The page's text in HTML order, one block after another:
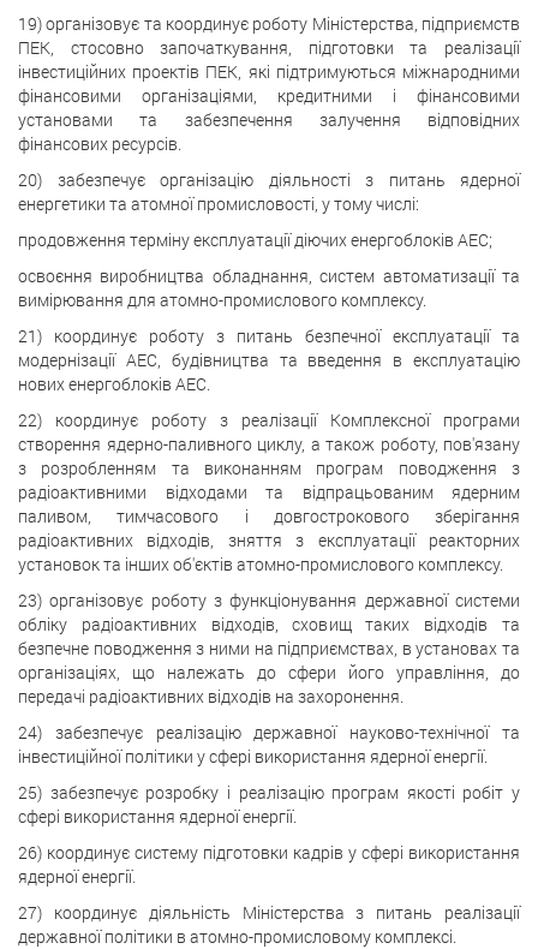
19) організовує та координує роботу Міністерства, підприємств
ПЕК, стосовно започаткування, підготовки та реалізації
інвестиційних проектів ПЕК, які підтримуються міжнародними
фінансовими організаціями, кредитними і фінансовими
установами та забезпечення залучення відповідних
фінансових ресурсів.
20) забезпечує організацію діяльності з питань ядерної
енергетики та атомної промисловості, у тому числі:
продовження терміну експлуатації діючих енергоблоків АЕС;
освоєння виробництва обладнання, систем автоматизації та
вимірювання для атомно-промислового комплексу.
21) координує роботу з питань безпечної експлуатації та
модернізації АЕС, будівництва та введення в експлуатацію
нових енергоблоків АЕС.
22) координує роботу з реалізації Комплексної програми
створення ядерно-паливного циклу, а також роботу, пов'язану
з розробленням та виконанням програм поводження з
радіоактивними відходами та відпрацьованим ядерним
паливом, тимчасового і довгострокового зберігання
радіоактивних відходів, зняття з експлуатації реакторних
установок та інших об'єктів атомно-промислового комплексу.
23) організовує роботу з функціонування державної системи
обліку радіоактивних відходів, сховищ таких відходів та
безпечне поводження з ними на підприємствах, в установах та
організаціях, що належать до сфери його управління, до
передачі радіоактивних відходів на захоронення.
24) забезпечує реалізацію державної науково-технічної та
інвестиційної політики у сфері використання ядерної енергії.
25) забезпечує розробку і реалізацію програм якості робіт у
сфері використання ядерної енергії.
26) координує систему підготовки кадрів у сфері використання
ядерної енергії.
27) координує діяльність Міністерства з питань реалізації
державної політики в атомно-промисловому комплексі.